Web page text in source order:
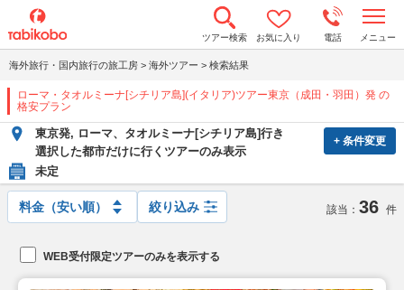
ツアー検索 お気に入り 電話 メニュー
o
e
a
v
i
i
海外旅行・国内旅行の旅工房 > 海外ツアー > 検索結果
ローマ・タオルミーナ[シチリア島](イタリア)ツアー東京（成田・羽田）発 の
格安プラン
+ 条件変更
東京発, ローマ、タオルミーナ[シチリア島]行き
選択した都市だけに行くツアーのみ表示
未定
絞り込み 該当： 36 件
WEB受付限定ツアーのみを表示する